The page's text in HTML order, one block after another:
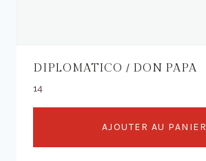
DIPLOMATICO / DON PAPA
14
AJOUTER AU PANIER